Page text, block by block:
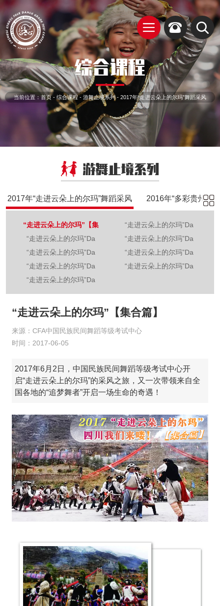
综合课程
当前位置： 首页- 综合课程- 游舞止境系列- 2017年“走进云朵上的尔玛”舞蹈采风
游舞止境系列
2017年“走进云朵上的尔玛”舞蹈采风
“走进云朵上的尔玛”【集
“走进云朵上的尔玛”Da
“走进云朵上的尔玛”Da
“走进云朵上的尔玛”Da
“走进云朵上的尔玛”Da
“走进云朵上的尔玛”Da
“走进云朵上的尔玛”Da
“走进云朵上的尔玛”Da
“走进云朵上的尔玛”Da
2016年“多彩贵州”舞
“走进云朵上的尔玛”【集合篇】
来源：CFA中国民族民间舞蹈等级考试中心
时间：2017-06-05
2017年6月2日，中国民族民间舞蹈等级考试中心开
启“走进云朵上的尔玛”的采风之旅，又一次带领来自全
国各地的“追梦舞者”开启一场生命的奇遇！